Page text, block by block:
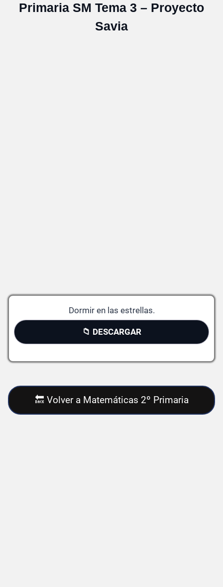
Primaria SM Tema 3 – Proyecto
Savia
Dormir en las estrellas.
📁 DESCARGAR
🔙 Volver a Matemáticas 2º Primaria